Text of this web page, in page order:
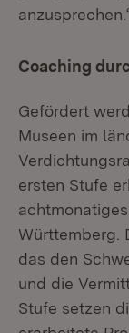
Coaching
Gefördert
Museen im
ersten Stufe
Württemberg.
das den
und die
Stufe setzen